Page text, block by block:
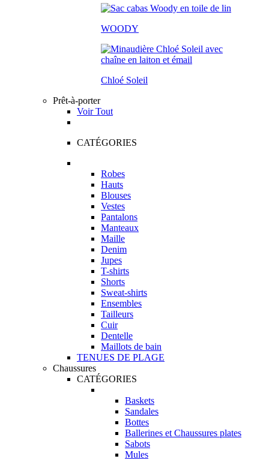
WOODY
Chloé Soleil
Prêt-à-porter
Voir Tout
CATÉGORIES
Robes
Hauts
Blouses
Vestes
Pantalons
Manteaux
Maille
Denim
Jupes
T-shirts
Shorts
Sweat-shirts
Ensembles
Tailleurs
Cuir
Dentelle
Maillots de bain
TENUES DE PLAGE
Chaussures
CATÉGORIES
Baskets
Sandales
Bottes
Ballerines et Chaussures plates
Sabots
Mules